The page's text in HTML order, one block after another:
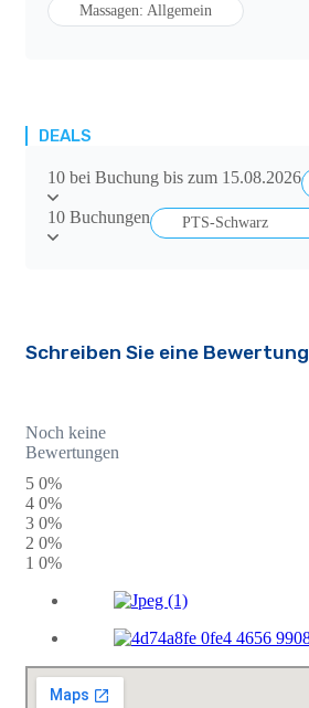
Massagen: Allgemein
DEALS
10 bei Buchung bis zum 15.08.2026
10 Buchungen PTS-Schwarz
Schreiben Sie eine
Noch keine
Bewertungen
5 0%
4 0%
3 0%
2 0%
1 0%